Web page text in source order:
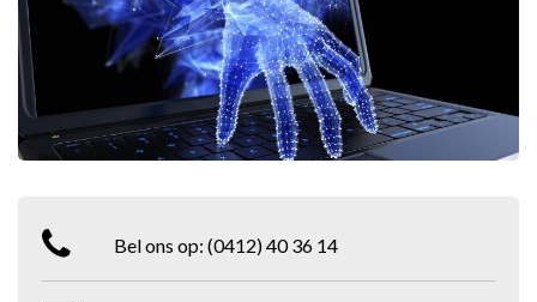
Bel ons op: (0412) 40 36 14